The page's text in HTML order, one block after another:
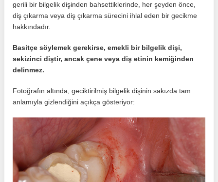
gerili bir bilgelik dişinden bahsettiklerinde, her şeyden önce,
diş çıkarma veya diş çıkarma sürecini ihlal eden bir gecikme
hakkındadır.
Basitçe söylemek gerekirse, emekli bir bilgelik dişi,
sekizinci diştir, ancak çene veya diş etinin kemiğinden
delinmez.
Fotoğrafın altında, geciktirilmiş bilgelik dişinin sakızda tam
anlamıyla gizlendiğini açıkça gösteriyor: